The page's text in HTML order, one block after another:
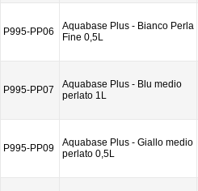
P995-PP06
Aquabase Plus - Bianco Perla
Fine 0,5L
P995-PP07
Aquabase Plus - Blu medio
perlato 1L
P995-PP09
Aquabase Plus - Giallo medio
perlato 0,5L